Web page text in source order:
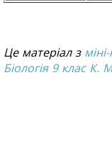
Це матеріал з
Біологія 9 клас